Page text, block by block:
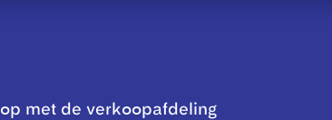
met de verkoopafdeling